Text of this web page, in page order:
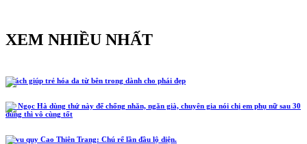
XEM NHIỀU NHẤT
5 cách giúp trẻ hóa da từ bên trong dành cho phái đẹp
Hồ Ngọc Hà dùng thứ này để chống nhăn, ngăn già, chuyên gia nói chị em phụ nữ sau 30
dùng thì vô cùng tốt
Lễ vu quy Cao Thiên Trang: Chú rể lần đầu lộ diện.